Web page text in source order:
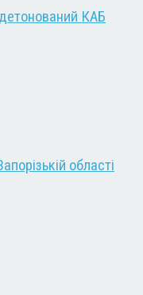
КАБ
області